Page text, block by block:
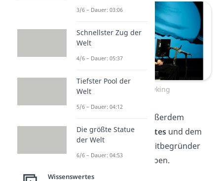
Stephen Hawking
Der gleiche IQ wird außerdem
Microsoft-ChefBill Gates und dem
verstorbenen Apple-Mitbegründer
Steve Jobszugeschrieben.
3/6 – Dauer: 03:06
Schnellster Zug der
Welt
4/6 – Dauer: 05:37
Tiefster Pool der
Welt
5/6 – Dauer: 04:12
Die größte Statue
der Welt
6/6 – Dauer: 04:53
Wissenswertes